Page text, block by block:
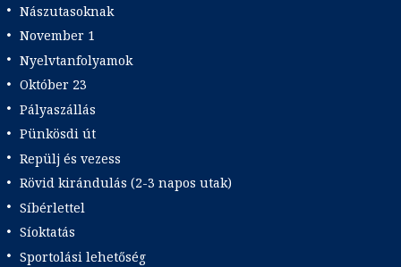
Nászutasoknak
November 1
Nyelvtanfolyamok
Október 23
Pályaszállás
Pünkösdi út
Repülj és vezess
Rövid kirándulás (2-3 napos utak)
Síbérlettel
Síoktatás
Sportolási lehetőség